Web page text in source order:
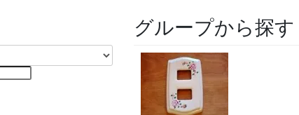
グループから探す